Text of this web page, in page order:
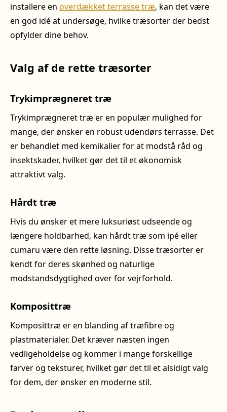
installere en overdækket terrasse træ, kan det være
en god idé at undersøge, hvilke træsorter der bedst
opfylder dine behov.
Valg af de rette træsorter
Trykimprægneret træ
Trykimprægneret træ er en populær mulighed for
mange, der ønsker en robust udendørs terrasse. Det
er behandlet med kemikalier for at modstå råd og
insektskader, hvilket gør det til et økonomisk
attraktivt valg.
Hårdt træ
Hvis du ønsker et mere luksuriøst udseende og
længere holdbarhed, kan hårdt træ som ipé eller
cumaru være den rette løsning. Disse træsorter er
kendt for deres skønhed og naturlige
modstandsdygtighed over for vejrforhold.
Komposittræ
Komposittræ er en blanding af træfibre og
plastmaterialer. Det kræver næsten ingen
vedligeholdelse og kommer i mange forskellige
farver og teksturer, hvilket gør det til et alsidigt valg
for dem, der ønsker en moderne stil.